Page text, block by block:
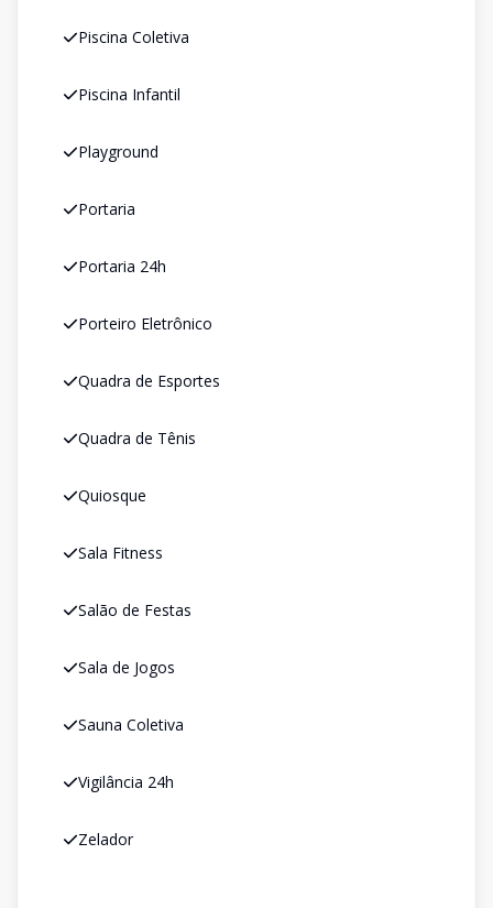
Piscina Coletiva
Piscina Infantil
Playground
Portaria
Portaria 24h
Porteiro Eletrônico
Quadra de Esportes
Quadra de Tênis
Quiosque
Sala Fitness
Salão de Festas
Sala de Jogos
Sauna Coletiva
Vigilância 24h
Zelador